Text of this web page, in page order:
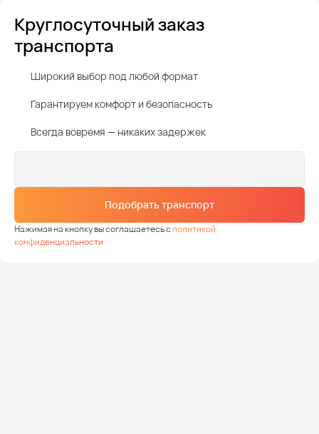
Круглосуточный заказ
транспорта
Широкий выбор под любой формат
Гарантируем комфорт и безопасность
Всегда вовремя — никаких задержек
Подобрать транспорт
Нажимая на кнопку вы соглашаетесь сполитикой
конфиденциальности